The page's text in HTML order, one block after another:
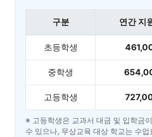
구분 연간 지
초등학생
중학생
고등학생
※ 고등학생은 교과서 대금 및 입학금
수 있으나, 무상교육 대상 학교는 수업